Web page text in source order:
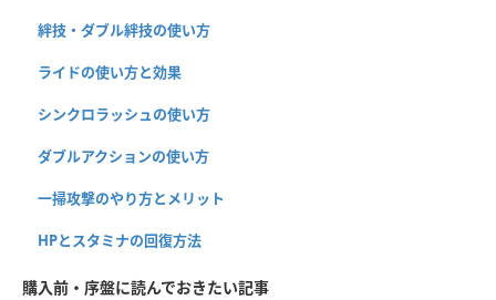
絆技・ダブル絆技の使い方
ライドの使い方と効果
シンクロラッシュの使い方
ダブルアクションの使い方
一掃攻撃のやり方とメリット
HPとスタミナの回復方法
購入前・序盤に読んでおきたい記事